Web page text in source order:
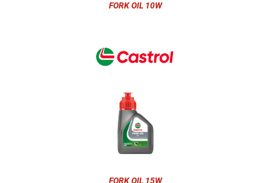
FORK OIL 10W
FORK OIL 15W